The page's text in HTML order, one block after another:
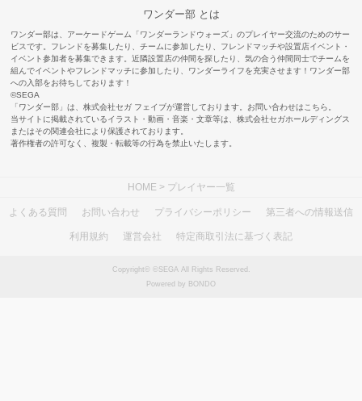
ワンダー部 とは
ワンダー部は、アーケードゲーム「ワンダーランドウォーズ」のプレイヤー交流のためのサー
ビスです。フレンドを募集したり、チームに参加したり、フレンドマッチや設置店イベント・
イベント参加者を募集できます。近隣設置店の仲間を探したり、気の合う仲間同士でチームを
組んでイベントやフレンドマッチに参加したり、ワンダーライフを充実させます！ワンダー部
への入部をお待ちしております！
©SEGA
「ワンダー部」は、株式会社セガ フェイブが運営しております。お問い合わせは こちら
当サイトに掲載されているイラスト・動画・音楽・文章等は、株式会社セガホールディングス
またはその関連会社により保護されております。
著作権者の許可なく、複製・転載等の行為を禁止いたします。
HOME> プレイヤー一覧
よくある質問 お問い合わせ プライバシーポリシー 第三者への情報送信
利用規約 運営会社 特定商取引法に基づく表記
Copyright© ©SEGA All Rights Reserved.
Powered by BONDO